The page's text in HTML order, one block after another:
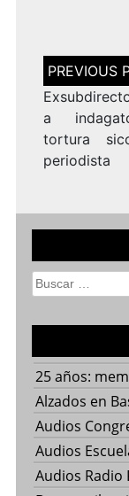
Navegación
de
entradas
a
tortura
periodista
Buscar:
25 años:
Alzados en
Audios
Audios
Audios Radio